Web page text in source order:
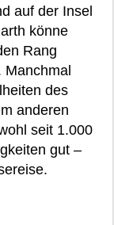
auf der Insel
könne
Rang
des
anderen
seit 1.000
gut –